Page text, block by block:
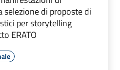
selezione di proposte di
per storytelling
ERATO